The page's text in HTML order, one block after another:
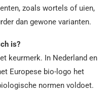
zoals wortels of uien,
dan gewone varianten.
is?
keurmerk. In Nederland en
Europese bio-logo het
normen voldoet.